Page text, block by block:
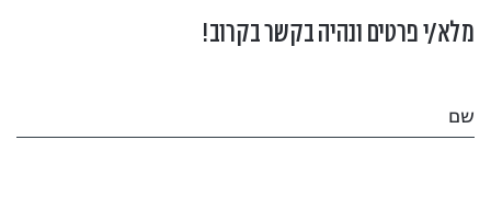
מלא/י פרטים ונהיה בקשר בקרוב!
שם